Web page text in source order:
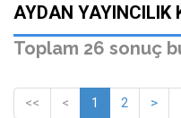
AYDAN YAYINCILIK
Toplam 26 sonuç
<< < 1 2 >